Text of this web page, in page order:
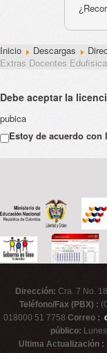
Inicio Descargas
Extras Docentes Edufisica
Debe aceptar la
pubica
Estoy de acuerdo
Dirección: Cra. 7 No.
Teléfono/Fax (PBX) :
018000 51 7758 Correo :
público:
Ultima Actualización :